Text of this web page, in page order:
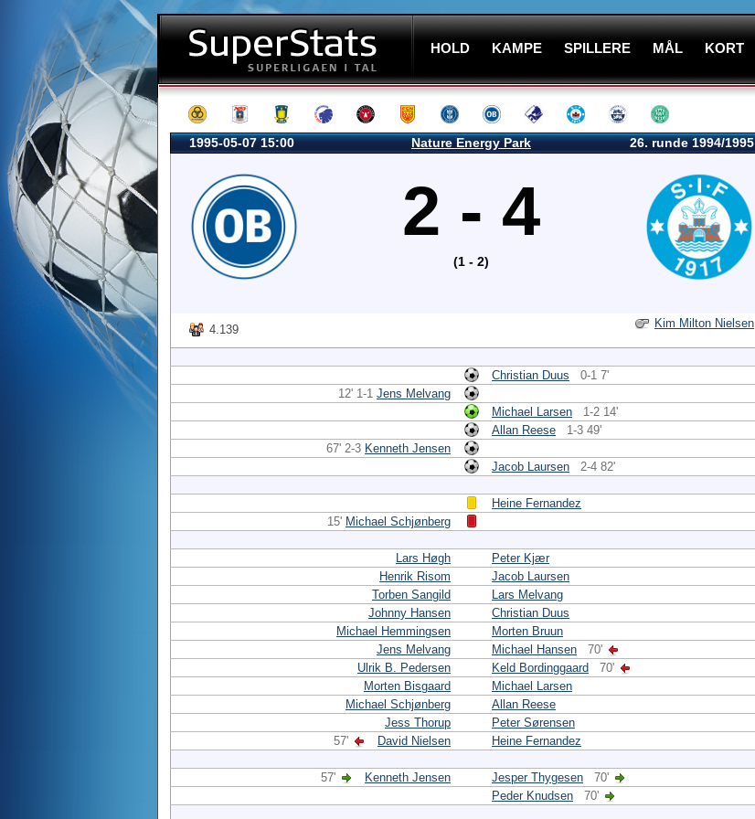
HOLD KAMPE SPILLERE MÅL KORT
1995-05-07 15:00 Nature Energy Park 26. runde 1994/1995
2 - 4
(1 - 2)
4.139 Kim Milton Nielsen
Christian Duus
0-1 7'
12' 1-1 Jens Melvang
Michael Larsen
1-2 14'
Allan Reese
1-3 49'
67' 2-3 Kenneth Jensen
Jacob Laursen
2-4 82'
Heine Fernandez
15' Michael Schjønberg
Lars Høgh
Peter Kjær
Henrik Risom
Jacob Laursen
Torben Sangild
Lars Melvang
Johnny Hansen
Christian Duus
Michael Hemmingsen
Morten Bruun
Jens Melvang
Michael Hansen
70'
Ulrik B. Pedersen
Keld Bordinggaard
70'
Morten Bisgaard
Michael Larsen
Michael Schjønberg
Allan Reese
Jess Thorup
Peter Sørensen
57'
David Nielsen Heine Fernandez
57' Kenneth Jensen Jesper Thygesen
70'
Peder Knudsen
70'